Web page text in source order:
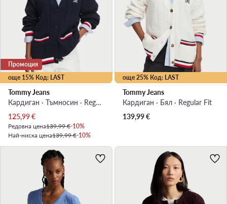
още 15% Код: LAST
Промоция
Tommy Jeans
Кардиган · Тъмносин · Regular Fit
Актуална цена
125,99€
Редовна цена139,99 €-10%
Най-ниска цена139,99 €-10%
още 25% Код: LAST
Tommy Jeans
Кардиган · Бял · Regular Fit
139,99€